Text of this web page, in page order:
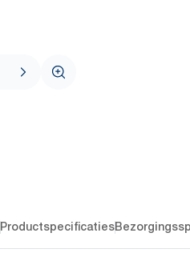
Productspecificaties